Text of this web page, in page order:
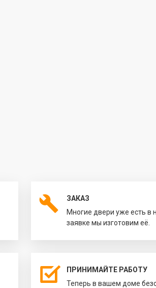
ЗАКАЗ
Многие двери уже есть в
заявке мы изготовим её.
ПРИНИМАЙТЕ РАБОТУ
Теперь в вашем доме